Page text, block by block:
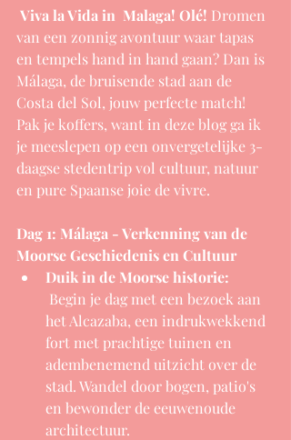
Viva la Vida in  Malaga! Olé! Dromen
van een zonnig avontuur waar tapas
en tempels hand in hand gaan? Dan is
Málaga, de bruisende stad aan de
Costa del Sol, jouw perfecte match!
Pak je koffers, want in deze blog ga ik
je meeslepen op een onvergetelijke 3-
daagse stedentrip vol cultuur, natuur
en pure Spaanse joie de vivre.
Dag 1: Málaga - Verkenning van de
Moorse Geschiedenis en Cultuur
Duik in de Moorse historie:
Begin je dag met een bezoek aan
het Alcazaba, een indrukwekkend
fort met prachtige tuinen en
adembenemend uitzicht over de
stad. Wandel door bogen, patio's
en bewonder de eeuwenoude
architectuur.